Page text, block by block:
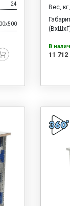
24 Вес, кг
В
11 712